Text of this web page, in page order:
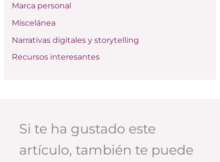
Marca personal
Miscelánea
Narrativas digitales y storytelling
Recursos interesantes
Si te ha gustado este
artículo, también te puede